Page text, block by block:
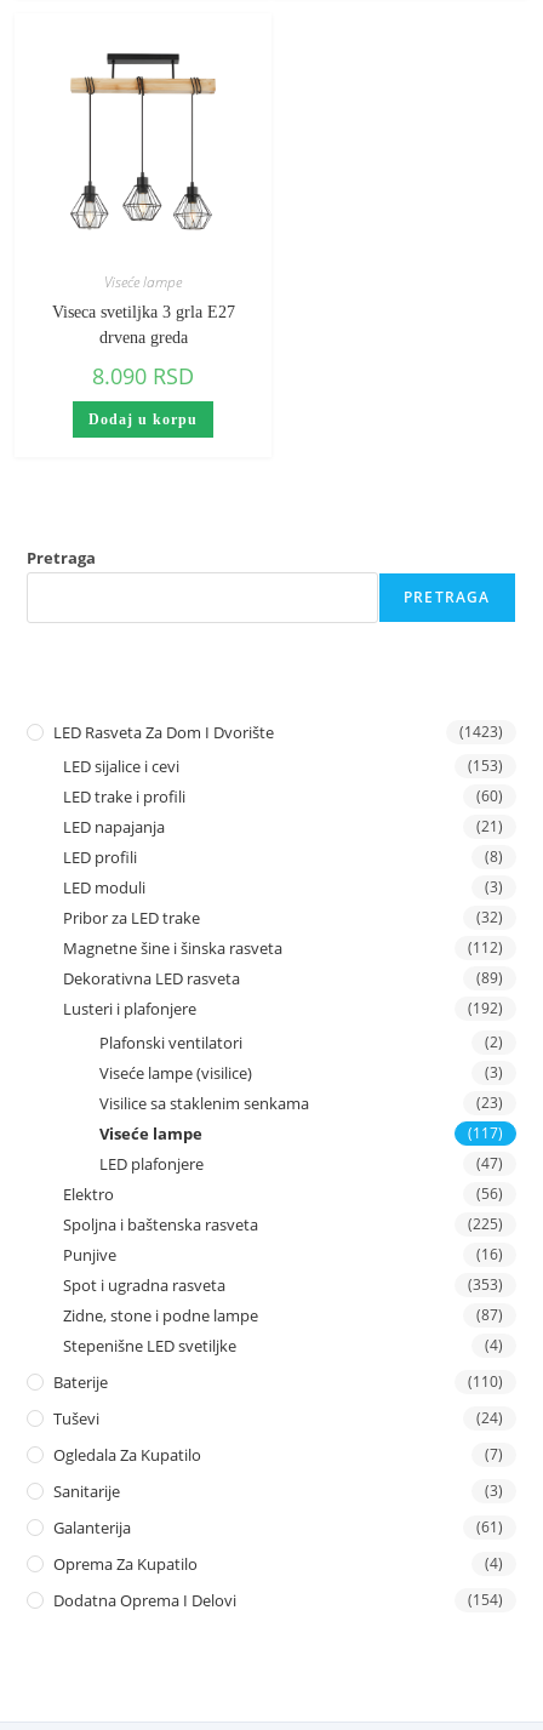
Viseće lampe
Viseca svetiljka 3 grla E27
drvena greda
8.090 RSD
Dodaj u korpu
Pretraga
PRETRAGA
LED Rasveta Za Dom I Dvorište (1423)
LED sijalice i cevi (153)
LED trake i profili (60)
LED napajanja (21)
LED profili (8)
LED moduli (3)
Pribor za LED trake (32)
Magnetne šine i šinska rasveta (112)
Dekorativna LED rasveta (89)
Lusteri i plafonjere (192)
Plafonski ventilatori (2)
Viseće lampe (visilice) (3)
Visilice sa staklenim senkama (23)
Viseće lampe (117)
LED plafonjere (47)
Elektro (56)
Spoljna i baštenska rasveta (225)
Punjive (16)
Spot i ugradna rasveta (353)
Zidne, stone i podne lampe (87)
Stepenišne LED svetiljke (4)
Baterije (110)
Tuševi (24)
Ogledala Za Kupatilo (7)
Sanitarije (3)
Galanterija (61)
Oprema Za Kupatilo (4)
Dodatna Oprema I Delovi (154)